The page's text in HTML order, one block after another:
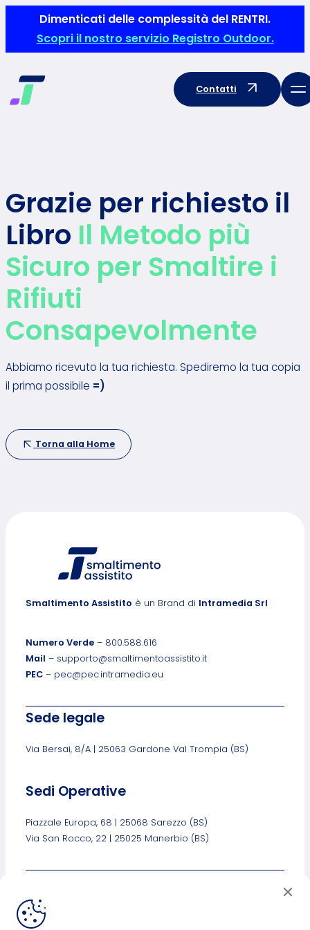
contenuto
Dimenticati delle complessità del RENTRI.
Scopri il nostro servizio Registro Outdoor.
Contatti
Grazie per richiesto il
Libro Il Metodo più
Sicuro per Smaltire i
Rifiuti
Consapevolmente
Abbiamo ricevuto la tua richiesta. Spediremo la tua copia
il prima possibile =)
Torna alla Home
Smaltimento Assistito è un Brand di Intramedia Srl
Numero Verde– 800.588.616
Mail – supporto@smaltimentoassistito.it
PEC– pec@pec.intramedia.eu
Sede legale
Via Bersai, 8/A | 25063 Gardone Val Trompia (BS)
Sedi Operative
Piazzale Europa, 68 | 25068 Sarezzo (BS)
Via San Rocco, 22 | 25025 Manerbio (BS)
Privacy Policy